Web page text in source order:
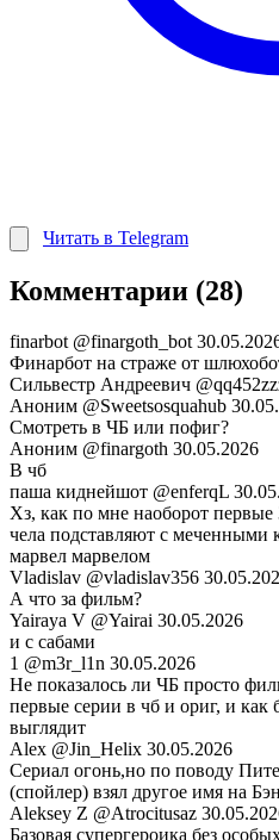
Читать в Telegram
Комментарии (28)
finarbot @finargoth_bot
Финарбот на страже от
Сильвестр Андреевич
Аноним @Sweetsosquahub
Смотреть в ЧБ или пофиг?
Аноним @finargoth 30.05.2026
В чб
паша киднейшот @enferqL
Хз, как по мне наоборот
чела подставляют с
марвел марвелом
Vladislav @vladislav356
А что за фильм?
Yairaya V @Yairai 30.05.2026
и с сабами
1 @m3r_l1n 30.05.2026
Не показалось ли ЧБ просто
первые серии в чб и ориг, и как
выглядит
Alex @Jin_Helix 30.05.2026
Сериал огонь,но по поводу
(спойлер) взял другое имя на
Aleksey Z @Atrocitusaz
Базовая супергероика без